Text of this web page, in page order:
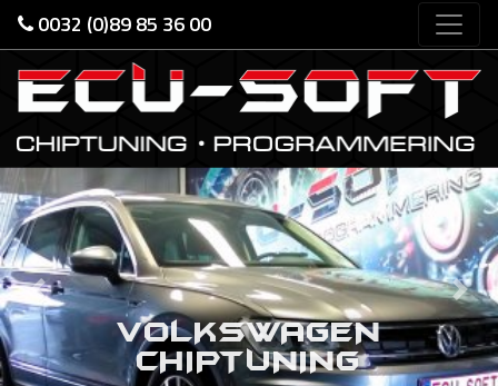
0032 (0)89 85 36 00
VOLKSWAGEN
CHIPTUNING
Previous